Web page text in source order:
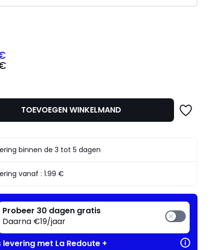
TOEVOEGEN WINKELMAND
binnen de 3 tot 5 dagen
vanaf :1.99 €
Probeer 30 dagen gratis
Daarna €19/jaar
levering met La Redoute +